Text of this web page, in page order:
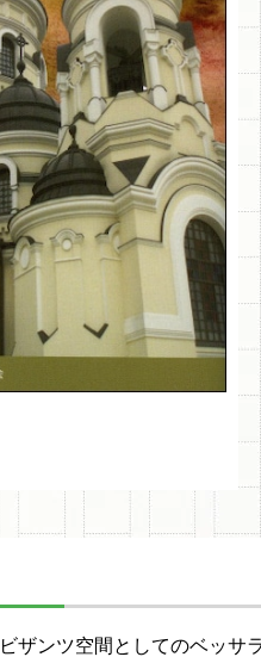
ザンツ空間としてのベッサ